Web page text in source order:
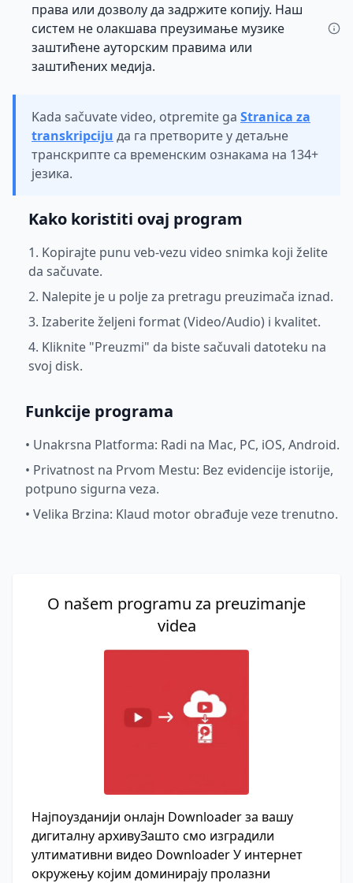
права или дозволу да задржите копију. Наш
систем не олакшава преузимање музике
заштићене ауторским правима или
заштићених медија.
Kada sačuvate video, otpremite ga Stranica za
transkripciju да га претворите у детаљне
транскрипте са временским ознакама на 134+
језика.
Kako koristiti ovaj program
1. Kopirajte punu veb-vezu video snimka koji želite
da sačuvate.
2. Nalepite je u polje za pretragu preuzimača iznad.
3. Izaberite željeni format (Video/Audio) i kvalitet.
4. Kliknite "Preuzmi" da biste sačuvali datoteku na
svoj disk.
Funkcije programa
• Unakrsna Platforma: Radi na Mac, PC, iOS, Android.
• Privatnost na Prvom Mestu: Bez evidencije istorije,
potpuno sigurna veza.
• Velika Brzina: Klaud motor obrađuje veze trenutno.
O našem programu za preuzimanje
videa
Најпоузданији онлајн Downloader за вашу
дигиталну архивуЗашто смо изградили
ултимативни видео Downloader У интернет
окружењу којим доминирају пролазни